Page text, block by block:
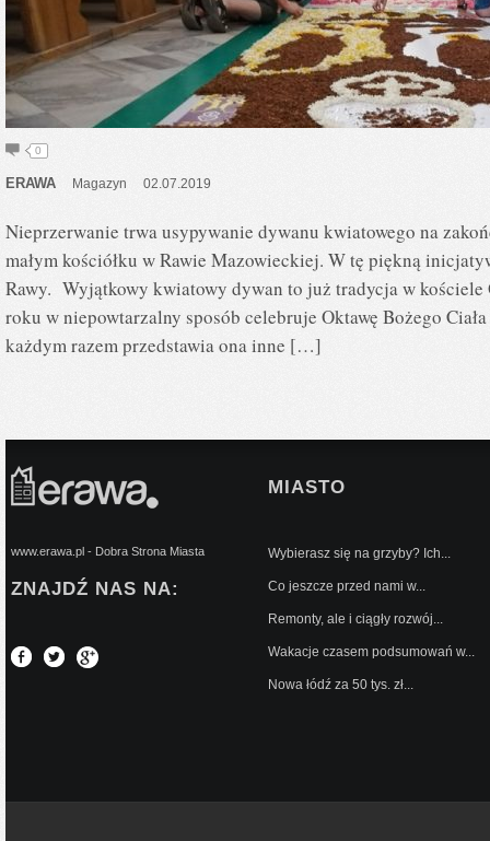
0
ERAWA Magazyn 02.07.2019
Nieprzerwanie trwa usypywanie dywanu kwiatowego na
małym kościółku w Rawie Mazowieckiej. W tę piękną
Rawy. Wyjątkowy kwiatowy dywan to już tradycja w kościele
roku w niepowtarzalny sposób celebruje Oktawę Bożego
każdym razem przedstawia ona inne […]
www.erawa.pl - Dobra Strona Miasta
ZNAJDŹ NAS NA:
MIASTO
Wybierasz się na grzyby? Ich...
Co jeszcze przed nami w...
Remonty, ale i ciągły rozwój...
Wakacje czasem podsumowań w...
Nowa łódź za 50 tys. zł...